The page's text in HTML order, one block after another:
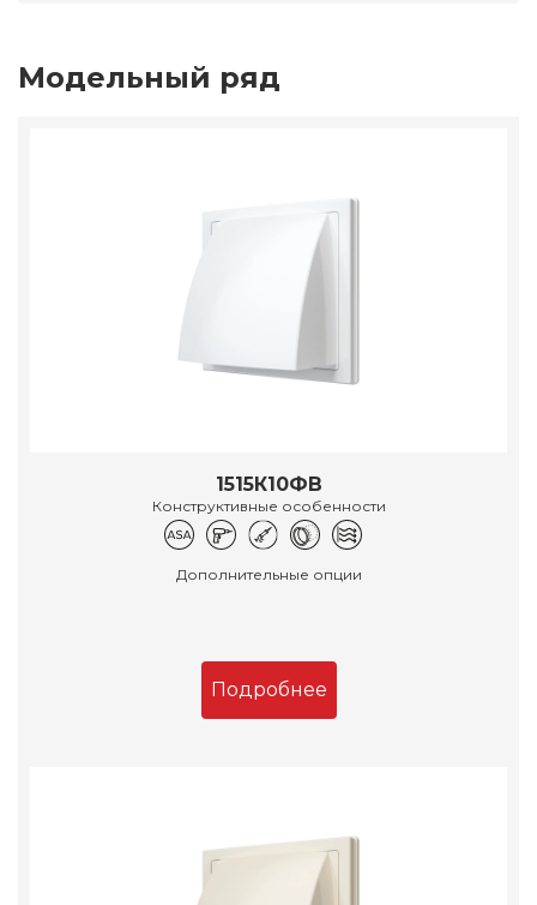
Модельный ряд
1515К10ФВ
Конструктивные особенности
Дополнительные опции
Подробнее